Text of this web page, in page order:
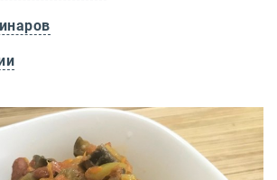
и фасолью на зиму